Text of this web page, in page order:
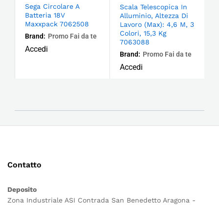
Sega Circolare A
Batteria 18V
Maxxpack 7062508
Brand: Promo Fai da te
Accedi
Scala Telescopica In
Alluminio, Altezza Di
Lavoro (Max): 4,6 M, 3
Colori, 15,3 Kg
7063088
Brand: Promo Fai da te
Accedi
Contatto
Deposito
Zona Industriale ASI Contrada San Benedetto Aragona -